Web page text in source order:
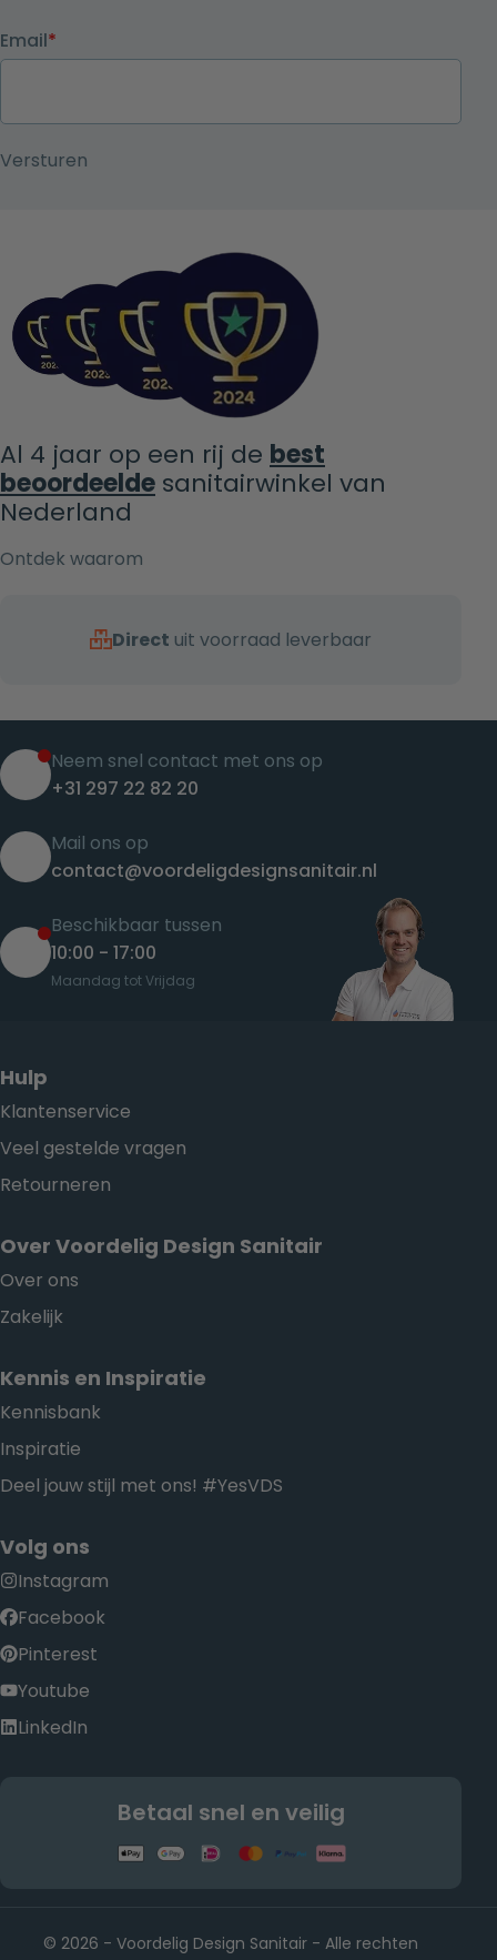
Email*
Al 4 jaar op een rij de best
beoordeelde sanitairwinkel van
Nederland
Ontdek waarom
Direct uit voorraad leverbaar
Neem snel contact met ons op
+31 297 22 82 20
Mail ons op
contact@voordeligdesignsanitair.nl
Beschikbaar tussen
10:00 - 17:00
Maandag tot Vrijdag
Hulp
Klantenservice
Veel gestelde vragen
Retourneren
Over Voordelig Design Sanitair
Over ons
Zakelijk
Kennis en Inspiratie
Kennisbank
Inspiratie
Deel jouw stijl met ons! #YesVDS
Volg ons
Instagram
Facebook
Pinterest
Youtube
LinkedIn
Betaal snel en veilig
© 2026 - Voordelig Design Sanitair - Alle rechten